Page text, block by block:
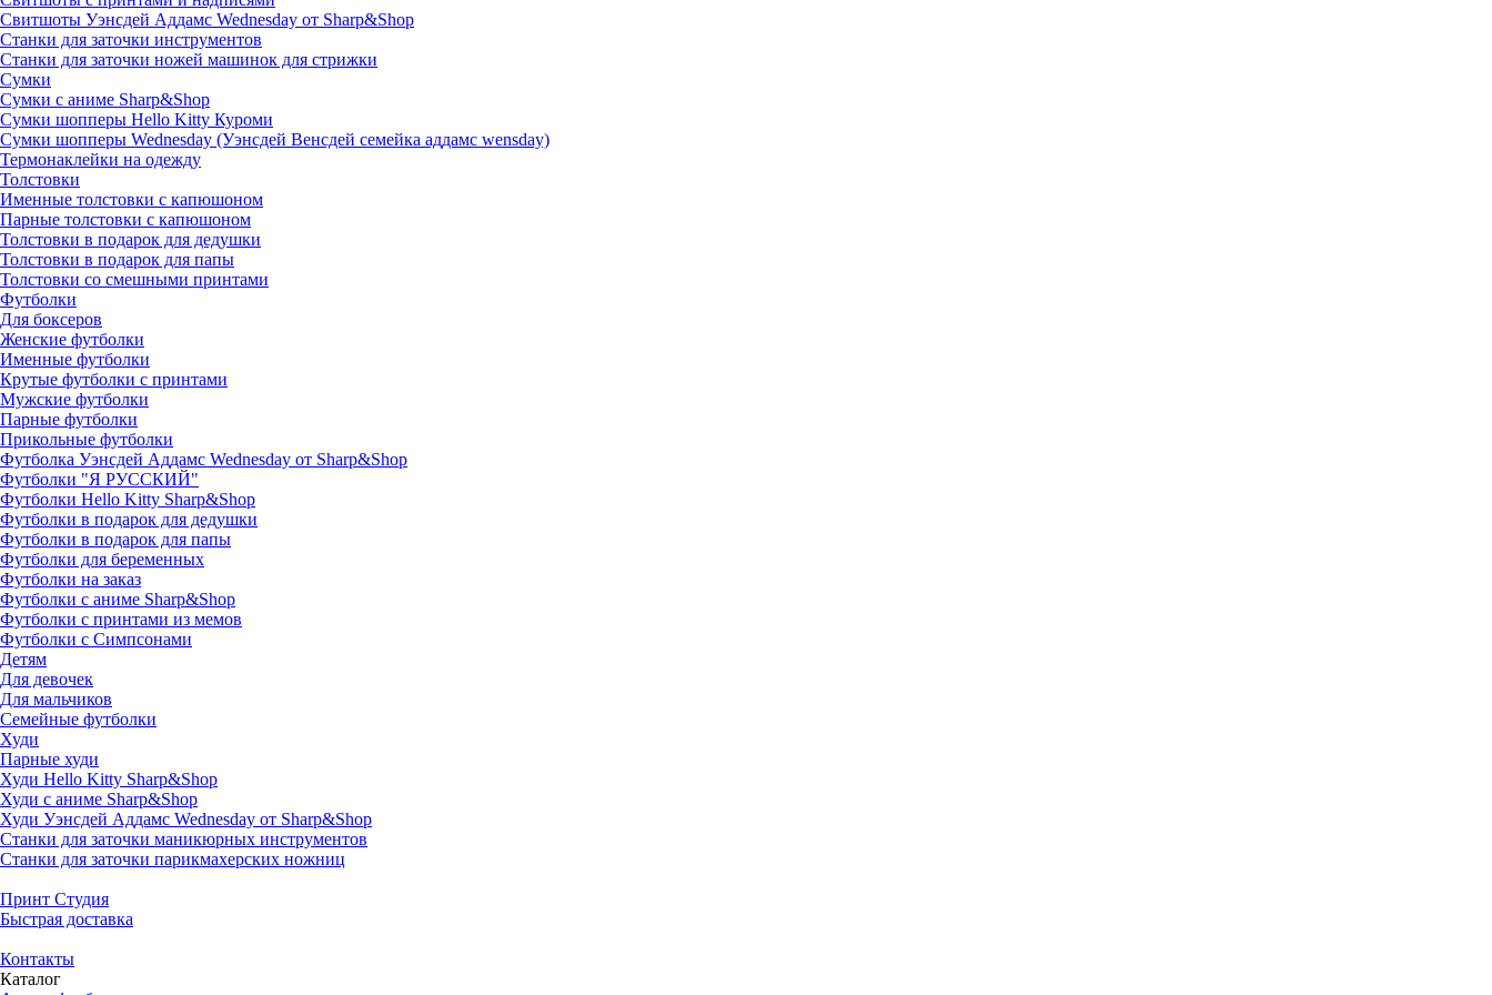
Свитшоты Уэнсдей Аддамс Wednesday от Sharp&Shop
Станки для заточки инструментов
Станки для заточки ножей машинок для стрижки
Сумки
Сумки с аниме Sharp&Shop
Сумки шопперы Hello Kitty Куроми
Сумки шопперы Wednesday (Уэнсдей Венсдей семейка аддамс wensday)
Термонаклейки на одежду
Толстовки
Именные толстовки с капюшоном
Парные толстовки с капюшоном
Толстовки в подарок для дедушки
Толстовки в подарок для папы
Толстовки со смешными принтами
Футболки
Для боксеров
Женские футболки
Именные футболки
Крутые футболки с принтами
Мужские футболки
Парные футболки
Прикольные футболки
Футболка Уэнсдей Аддамс Wednesday от Sharp&Shop
Футболки "Я РУССКИЙ"
Футболки Hello Kitty Sharp&Shop
Футболки в подарок для дедушки
Футболки в подарок для папы
Футболки для беременных
Футболки на заказ
Футболки с аниме Sharp&Shop
Футболки с принтами из мемов
Футболки с Симпсонами
Детям
Для девочек
Для мальчиков
Семейные футболки
Худи
Парные худи
Худи Hello Kitty Sharp&Shop
Худи с аниме Sharp&Shop
Худи Уэнсдей Аддамс Wednesday от Sharp&Shop
Станки для заточки маникюрных инструментов
Станки для заточки парикмахерских ножниц
Принт Студия
Быстрая доставка
Контакты
Каталог